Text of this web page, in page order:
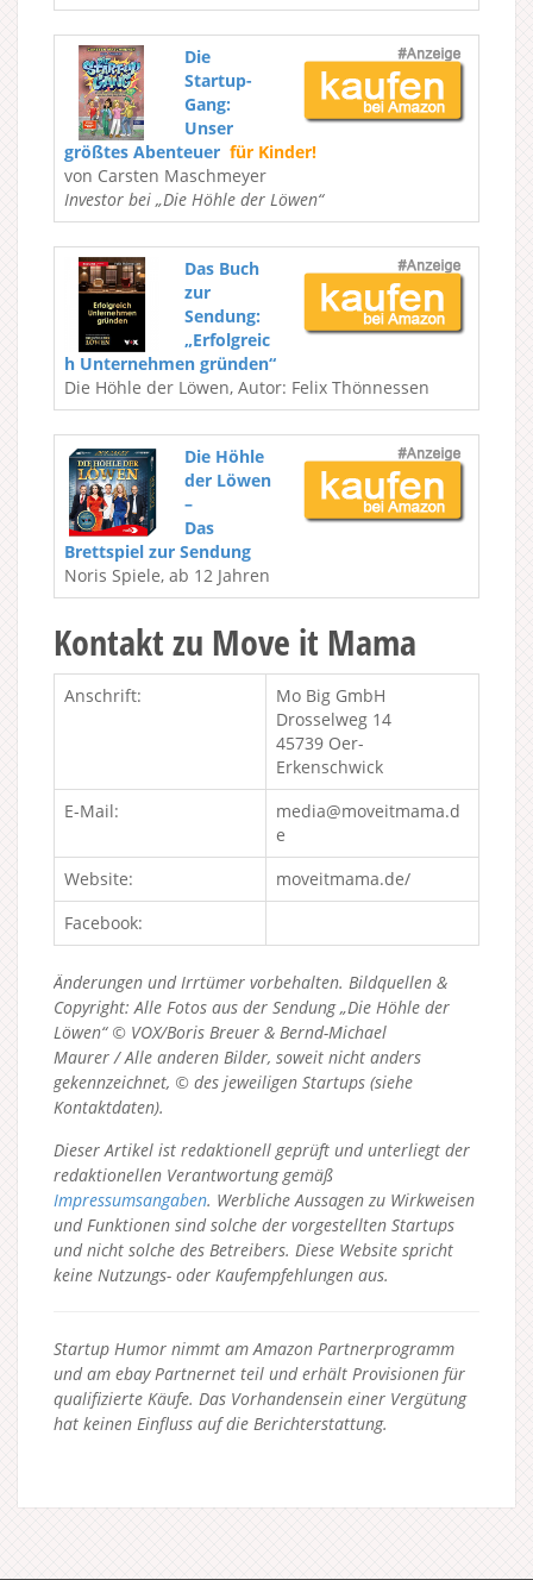
Die
Startup-
Gang:
Unser
größtes Abenteuer für Kinder!
von Carsten Maschmeyer
Investor bei „Die Höhle der Löwen“
Das Buch
zur
Sendung:
„Erfolgreic
h Unternehmen gründen“
Die Höhle der Löwen, Autor: Felix Thönnessen
Die Höhle
der Löwen
–
Das
Brettspiel zur Sendung
Noris Spiele, ab 12 Jahren
Kontakt zu Move it Mama
Anschrift:
Mo Big GmbH
Drosselweg 14
45739 Oer-
Erkenschwick
E-Mail:
media@moveitmama.d
e
Website:
moveitmama.de/
Facebook:
Änderungen und Irrtümer vorbehalten. Bildquellen &
Copyright: Alle Fotos aus der Sendung „Die Höhle der
Löwen“ © VOX/Boris Breuer & Bernd-Michael
Maurer / Alle anderen Bilder, soweit nicht anders
gekennzeichnet, © des jeweiligen Startups (siehe
Kontaktdaten).
Dieser Artikel ist redaktionell geprüft und unterliegt der
redaktionellen Verantwortung gemäß
Impressumsangaben. Werbliche Aussagen zu Wirkweisen
und Funktionen sind solche der vorgestellten Startups
und nicht solche des Betreibers. Diese Website spricht
keine Nutzungs- oder Kaufempfehlungen aus.
Startup Humor nimmt am Amazon Partnerprogramm
und am ebay Partnernet teil und erhält Provisionen für
qualifizierte Käufe. Das Vorhandensein einer Vergütung
hat keinen Einfluss auf die Berichterstattung.